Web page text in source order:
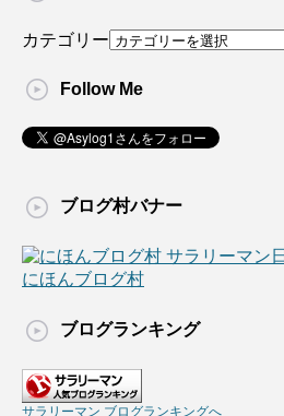
カテゴリー
Follow Me
ブログ村バナー
にほんブログ村
ブログランキング
サラリーマン ブログランキングへ